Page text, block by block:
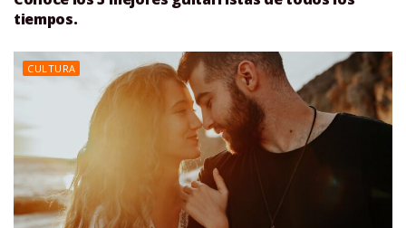
tiempos.
CULTURA